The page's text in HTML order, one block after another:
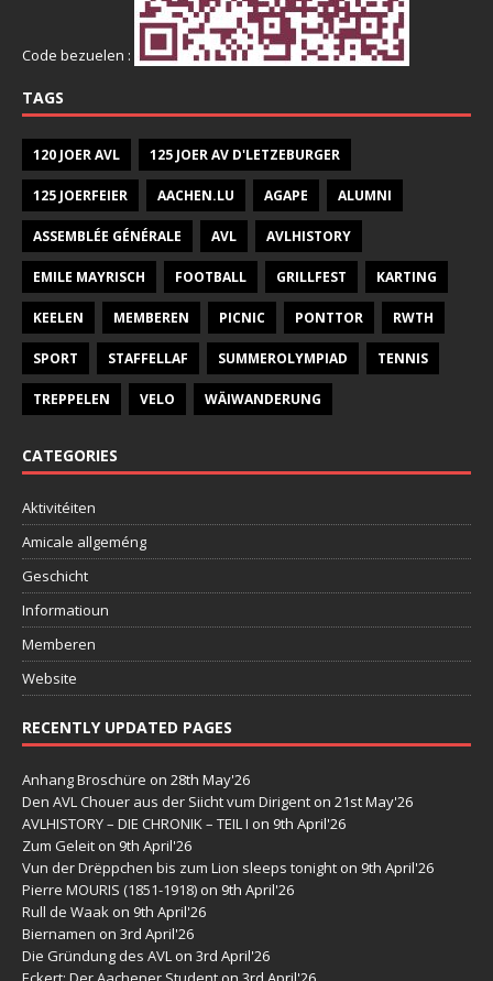
Code bezuelen :
TAGS
120 JOER AVL 125 JOER AV D'LETZEBURGER
125 JOERFEIER AACHEN.LU AGAPE ALUMNI
ASSEMBLÉE GÉNÉRALE AVL AVLHISTORY
EMILE MAYRISCH FOOTBALL GRILLFEST KARTING
KEELEN MEMBEREN PICNIC PONTTOR RWTH
SPORT STAFFELLAF SUMMEROLYMPIAD TENNIS
TREPPELEN VELO WÄIWANDERUNG
CATEGORIES
Aktivitéiten
Amicale allgeméng
Geschicht
Informatioun
Memberen
Website
RECENTLY UPDATED PAGES
Anhang Broschüre on 28th May'26
Den AVL Chouer aus der Siicht vum Dirigent on 21st May'26
AVLHISTORY – DIE CHRONIK – TEIL I on 9th April'26
Zum Geleit on 9th April'26
Vun der Drëppchen bis zum Lion sleeps tonight on 9th April'26
Pierre MOURIS (1851-1918) on 9th April'26
Rull de Waak on 9th April'26
Biernamen on 3rd April'26
Die Gründung des AVL on 3rd April'26